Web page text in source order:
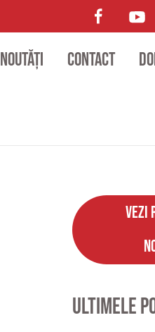
Noutăți Contact
Ultimele